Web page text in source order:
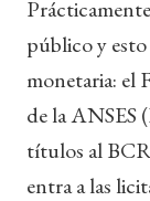
público y
monetaria: el
de la ANSES
títulos al
entra a las